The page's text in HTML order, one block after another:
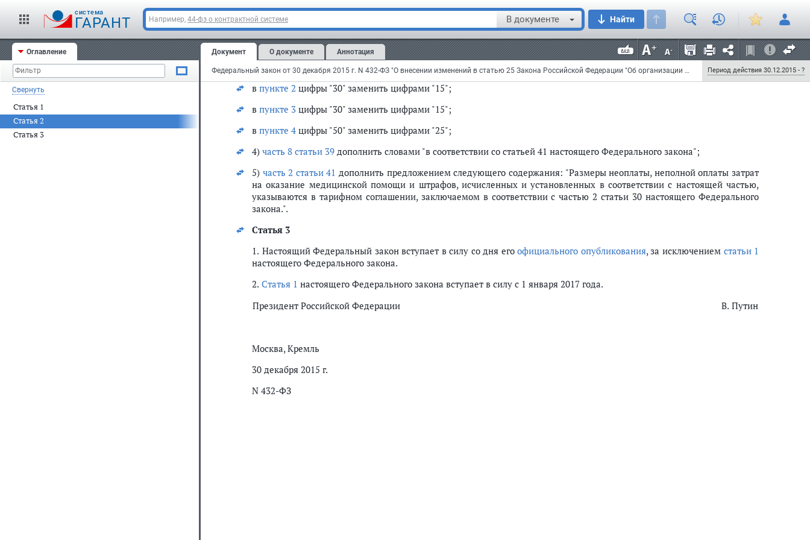
cистема
ГАРАНТ Например, 44-фз о контрактной системе В документе Найти
Оглавление
Свернуть
Статья 1
Статья 2
Статья 3
Документ О документе Аннотация
Федеральный закон от 30 декабря 2015 г. N 432-ФЗ "О внесении изменений в статью 25 Закона Российской Федерации "Об организации страхового дела в Российской Федерации" и Федеральный закон "Об обязательном медицинском страховании в Российской Федерации" Период действия 30.12.2015 - ?
вподпункте "б"цифры "70" заменить цифрами "50";
вподпункте "в"цифры "70" заменить цифрами "50";
б) вчасти 4
в пункте 2 цифры "30" заменить цифрами "15";
в пункте 3 цифры "30" заменить цифрами "15";
в пункте 4 цифры "50" заменить цифрами "25";
4) часть 8 статьи 39 дополнить словами "в соответствии со статьей 41 настоящего Федерального закона";
5) часть 2 статьи 41 дополнить предложением следующего содержания: "Размеры неоплаты, неполной оплаты затрат
на оказание медицинской помощи и штрафов, исчисленных и установленных в соответствии с настоящей частью,
указываются в тарифном соглашении, заключаемом в соответствии с частью 2 статьи 30 настоящего Федерального
закона.".
Статья 3
1. Настоящий Федеральный закон вступает в силу со дня егоофициального опубликования, за исключением статьи 1
настоящего Федерального закона.
2. Статья 1 настоящего Федерального закона вступает в силу с 1 января 2017 года.
Президент Российской Федерации
В. Путин
Москва, Кремль
30 декабря 2015 г.
N 432-ФЗ